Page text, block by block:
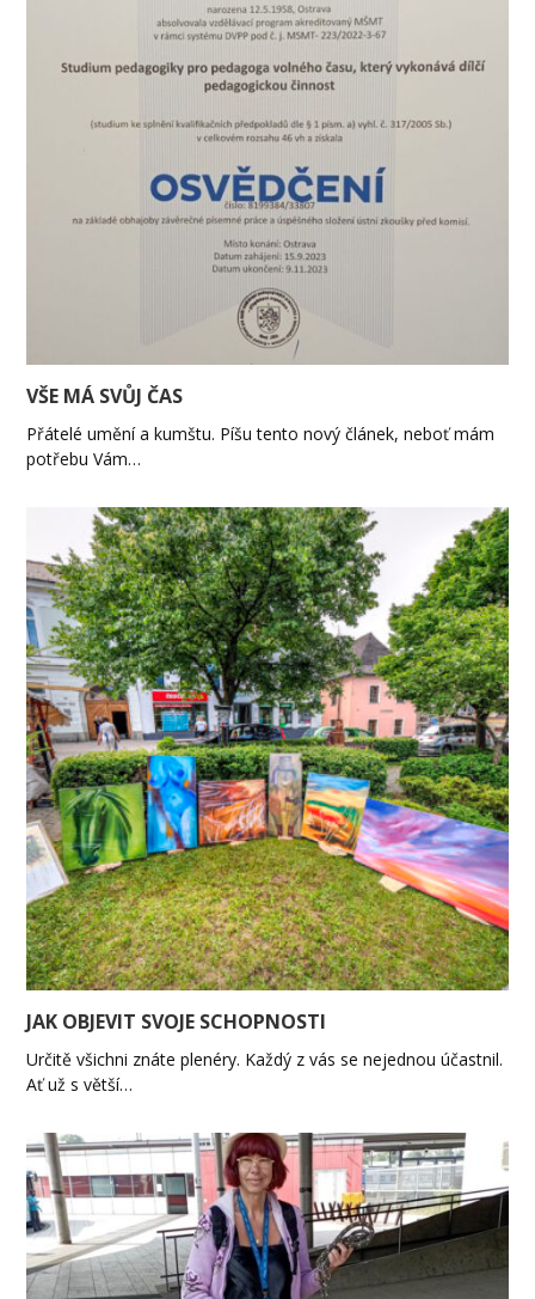
VŠE MÁ SVŮJ ČAS
Přátelé umění a kumštu. Píšu tento nový článek, neboť mám
potřebu Vám…
JAK OBJEVIT SVOJE SCHOPNOSTI
Určitě všichni znáte plenéry. Každý z vás se nejednou účastnil.
Ať už s větší…